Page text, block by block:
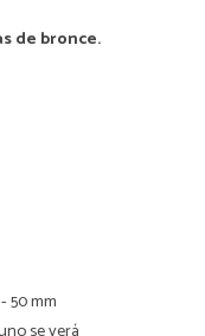
de bronce.
50 mm